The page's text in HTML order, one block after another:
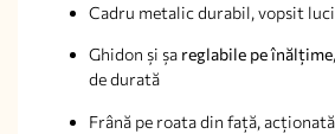
Cadru metalic durabil, vopsit
Ghidon și șa reglabile pe înălțime
de durată
Frână pe roata din față,